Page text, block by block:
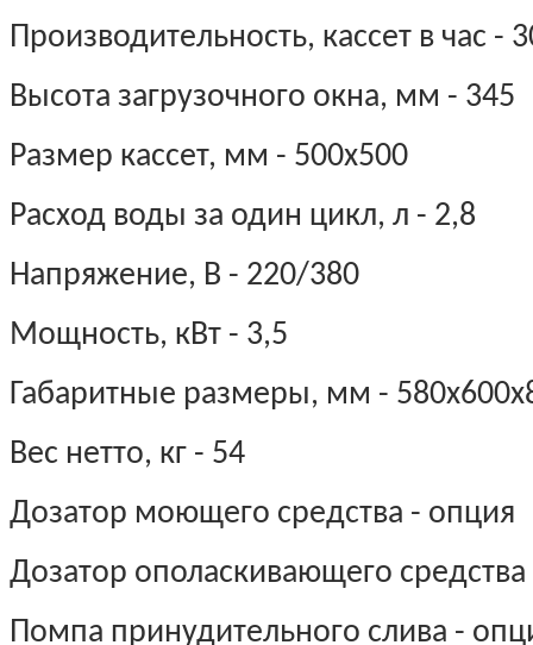
Производительность, кассет в час -
Высота загрузочного окна, мм - 345
Размер кассет, мм - 500х500
Расход воды за один цикл, л - 2,8
Напряжение, В - 220/380
Мощность, кВт - 3,5
Габаритные размеры, мм -
Вес нетто, кг - 54
Дозатор моющего средства - опция
Дозатор ополаскивающего средства
Помпа принудительного слива -